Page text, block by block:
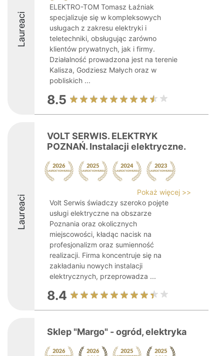
Laureaci
ELEKTRO-TOM Tomasz Łaźniak
specjalizuje się w kompleksowych
usługach z zakresu elektryki i
teletechniki, obsługując zarówno
klientów prywatnych, jak i firmy.
Działalność prowadzona jest na terenie
Kalisza, Godziesz Małych oraz w
pobliskich ...
8.5
Laureaci
VOLT SERWIS. ELEKTRYK
POZNAŃ. Instalacji elektryczne.
Pokaż więcej >>
Volt Serwis świadczy szeroko pojęte
usługi elektryczne na obszarze
Poznania oraz okolicznych
miejscowości, kładąc nacisk na
profesjonalizm oraz sumienność
realizacji. Firma koncentruje się na
zakładaniu nowych instalacji
elektrycznych, przeprowadza ...
8.4
Sklep "Margo" - ogród, elektryka